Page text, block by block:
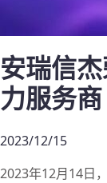
安瑞信
力服务商
2023/12/15
2023年12月14日